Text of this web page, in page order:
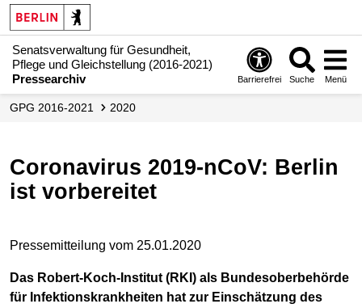
Senatsverwaltung für Gesundheit,
Pflege und Gleichstellung (2016-2021)
Pressearchiv
Barrierefrei Suche Menü
GPG 2016-2021 2020
Coronavirus 2019-nCoV: Berlin
ist vorbereitet
Pressemitteilung vom 25.01.2020
Das Robert-Koch-Institut (RKI) als Bundesoberbehörde
für Infektionskrankheiten hat zur Einschätzung des